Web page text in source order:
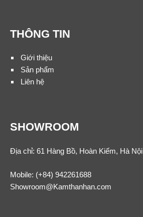
THÔNG TIN
Giới thiệu
Sản phẩm
Liên hệ
SHOWROOM
Địa chỉ: 61 Hàng Bồ, Hoàn Kiếm, Hà Nội
Mobile: (+84) 942261688
Showroom@Kamthanhan.com